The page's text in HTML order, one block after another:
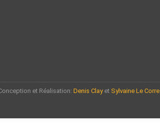
et Réalisation:Denis Clayet Sylvaine Le Corre